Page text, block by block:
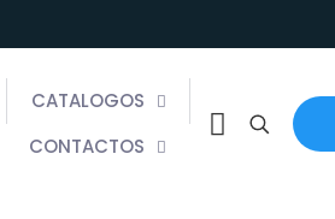
CATALOGOS
CONTACTOS